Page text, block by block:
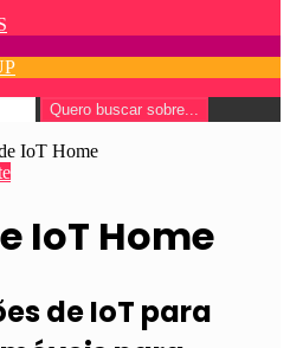
Quero buscar sobre...
IoT Home
IoT Home
de IoT para